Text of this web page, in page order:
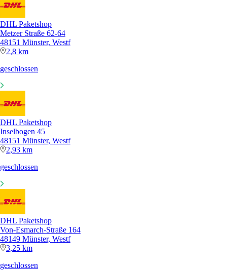
DHL Paketshop
Metzer Straße 62-64
48151 Münster, Westf
2,8 km
geschlossen
DHL Paketshop
Inselbogen 45
48151 Münster, Westf
2,93 km
geschlossen
DHL Paketshop
Von-Esmarch-Straße 164
48149 Münster, Westf
3,25 km
geschlossen